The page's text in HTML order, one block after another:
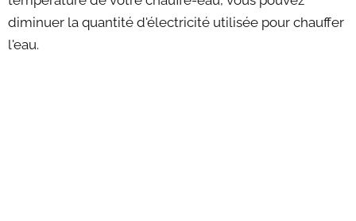
diminuer la quantité d'électricité utilisée pour chauffer
l'eau.